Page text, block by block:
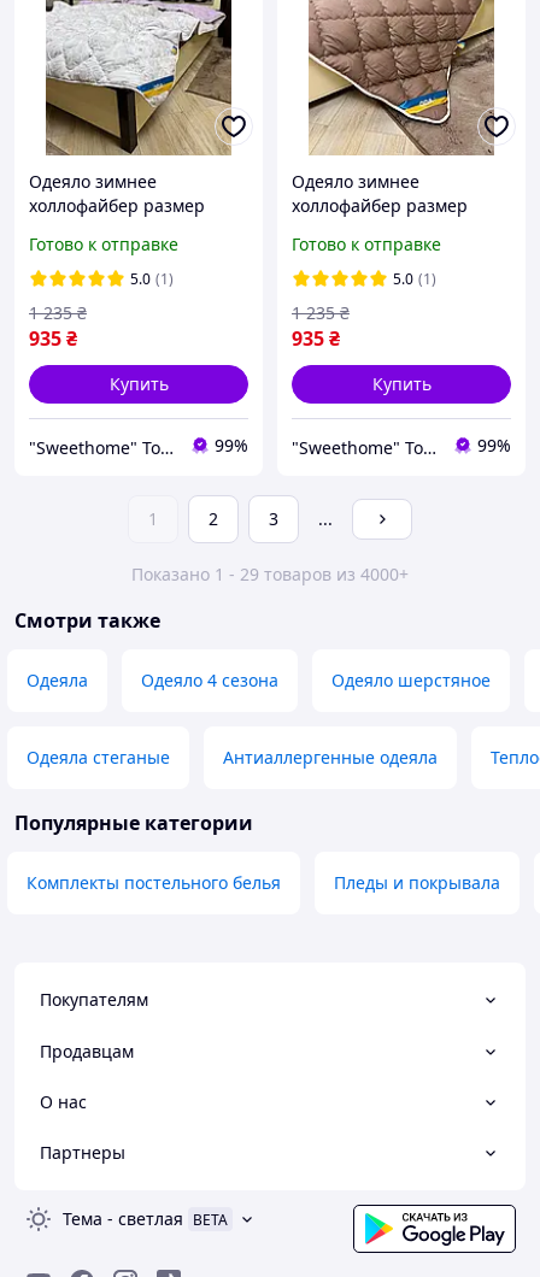
Одеяло зимнее
холлофайбер размер
микрофибра сиреневого
цвета
Готово к отправке
5.0 (1)
935₴
1 235 ₴
Купить
"Sweethome" Товари для дому 99%
Одеяло зимнее
холлофайбер размер
микрофибра коричневого
цвета
Готово к отправке
5.0 (1)
935₴
1 235 ₴
Купить
"Sweethome" Товари для дому 99%
1 2 3 ...
Показано 1 - 29 товаров из 4000+
Смотри также
Одеяла Одеяло 4 сезона Одеяло шерстяное
Одеяла стеганые Антиаллергенные одеяла
Популярные категории
Комплекты постельного белья Пледы и покрывала
Покупателям
Продавцам
О нас
Партнеры
Тема - светлая BETA